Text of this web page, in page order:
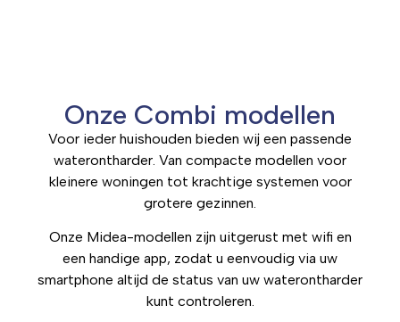
Onze Combi modellen
Voor ieder huishouden bieden wij een passende
waterontharder. Van compacte modellen voor
kleinere woningen tot krachtige systemen voor
grotere gezinnen.
Onze Midea-modellen zijn uitgerust met wifi en
een handige app, zodat u eenvoudig via uw
smartphone altijd de status van uw waterontharder
kunt controleren.